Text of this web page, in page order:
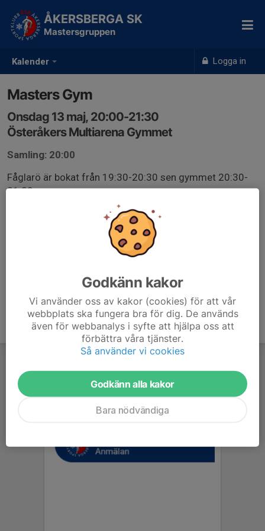
Kalender Logga in
ÅKERSBERGA SK
Mastersgruppen
Masters Gym
Onsdag 13 maj, 20:00-21:30
Österåkers Multiarena Gymmet
Samling: 20:00
Fåglarö är bokat från 19:30-20:30 sen gymmet 20:30-
21:30
Godkänn kakor
Vi använder oss av kakor (cookies) för att vår
webbplats ska fungera bra för dig. De används
även för webbanalys i syfte att hjälpa oss att
förbättra våra tjänster.
Så använder vi cookies
Godkänn alla kakor
Bara nödvändiga